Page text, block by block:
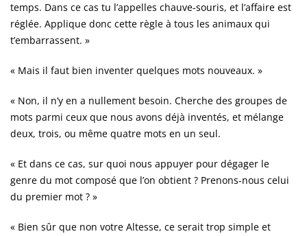
temps. Dans ce cas tu l’appelles chauve-souris, et l’affaire est
réglée. Applique donc cette règle à tous les animaux qui
t’embarrassent. »
« Mais il faut bien inventer quelques mots nouveaux. »
« Non, il n’y en a nullement besoin. Cherche des groupes de
mots parmi ceux que nous avons déjà inventés, et mélange
deux, trois, ou même quatre mots en un seul.
« Et dans ce cas, sur quoi nous appuyer pour dégager le
genre du mot composé que l’on obtient ? Prenons-nous celui
du premier mot ? »
« Bien sûr que non votre Altesse, ce serait trop simple et